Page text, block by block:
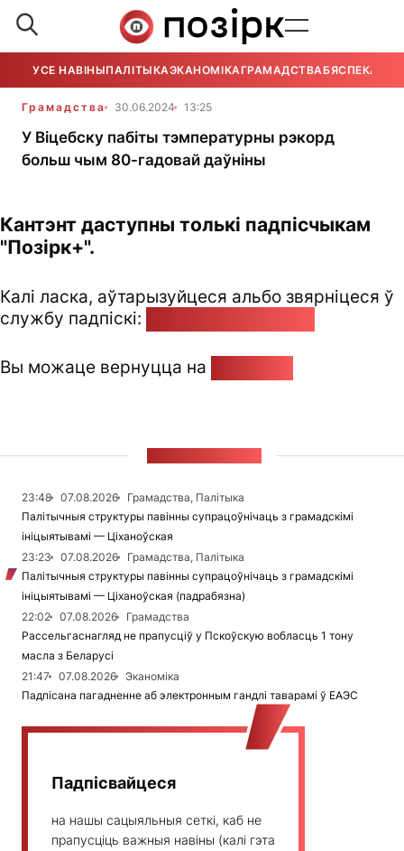
УСЕ НАВІНЫПАЛІТЫКАЭКАНОМІКАГРАМАДСТВАБЯСПЕКА
Грамадства 30.06.2024 13:25
У Віцебску пабіты тэмпературны рэкорд
больш чым 80-гадовай даўніны
Кантэнт даступны толькі падпісчыкам
"Позірк+".
Калі ласка, аўтарызуйцеся альбо звярніцеся ў
службу падпіскі:
Вы можаце вернуцца на
23:48 07.08.2026
Грамадства, Палітыка
Палітычныя структуры павінны супрацоўнічаць з грамадскімі
ініцыятывамі — Ціханоўская
23:23
07.08.2026
Грамадства, Палітыка
Палітычныя структуры павінны супрацоўнічаць з грамадскімі
ініцыятывамі — Ціханоўская (падрабязна)
22:02
07.08.2026
Грамадства
Рассельгаснагляд не прапусціў у Пскоўскую вобласць 1 тону
масла з Беларусі
21:47
07.08.2026
Эканоміка
Падпісана пагадненне аб электронным гандлі таварамі ў ЕАЭС
Падпісвайцеся
на нашы сацыяльныя сеткі, каб не
прапусціць важныя навіны (калі гэта